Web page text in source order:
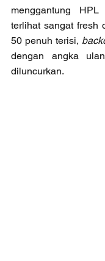
menggantung HPL
terlihat sangat fresh
50 penuh terisi,
dengan angka
diluncurkan.